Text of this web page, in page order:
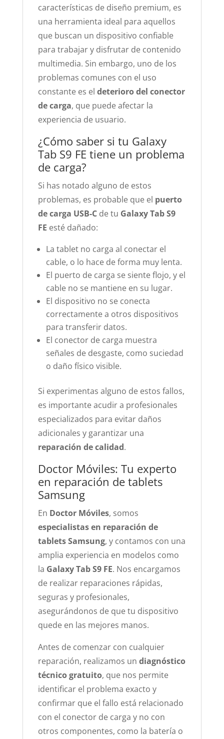
características de diseño premium, es
una herramienta ideal para aquellos
que buscan un dispositivo confiable
para trabajar y disfrutar de contenido
multimedia. Sin embargo, uno de los
problemas comunes con el uso
constante es el deterioro del conector
de carga, que puede afectar la
experiencia de usuario.
¿Cómo saber si tu Galaxy
Tab S9 FE tiene un problema
de carga?
Si has notado alguno de estos
problemas, es probable que el puerto
de carga USB-Cde tu Galaxy Tab S9
FE esté dañado:
La tablet no carga al conectar el
cable, o lo hace de forma muy lenta.
El puerto de carga se siente flojo, y el
cable no se mantiene en su lugar.
El dispositivo no se conecta
correctamente a otros dispositivos
para transferir datos.
El conector de carga muestra
señales de desgaste, como suciedad
o daño físico visible.
Si experimentas alguno de estos fallos,
es importante acudir a profesionales
especializados para evitar daños
adicionales y garantizar una
reparación de calidad.
Doctor Móviles: Tu experto
en reparación de tablets
Samsung
En Doctor Móviles, somos
especialistas en reparación de
tablets Samsung, y contamos con una
amplia experiencia en modelos como
la Galaxy Tab S9 FE. Nos encargamos
de realizar reparaciones rápidas,
seguras y profesionales,
asegurándonos de que tu dispositivo
quede en las mejores manos.
Antes de comenzar con cualquier
reparación, realizamos un diagnóstico
técnico gratuito, que nos permite
identificar el problema exacto y
confirmar que el fallo está relacionado
con el conector de carga y no con
otros componentes, como la batería o